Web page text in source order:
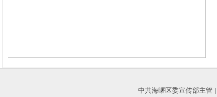
中共海曙区委宣传部主管